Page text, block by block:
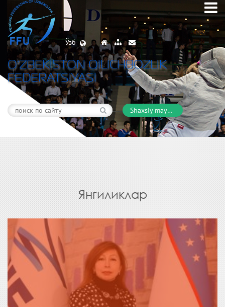
Ўзб
O’ZBEKISTON QILICHBOZLIK
FEDERATSIYASI
Shaxsiy maydon
Янгиликлар